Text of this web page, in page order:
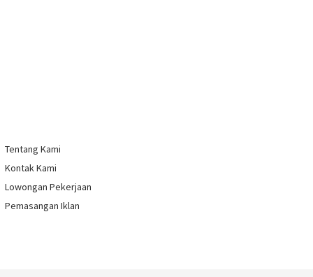
Tentang Kami
Kontak Kami
Lowongan Pekerjaan
Pemasangan Iklan